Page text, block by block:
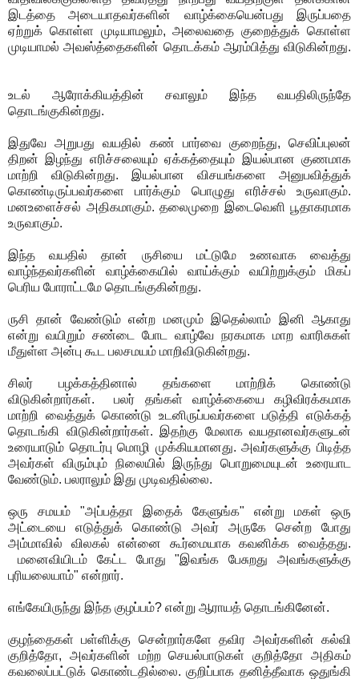
இடத்தை அடையாதவர்களின் வாழ்க்கையென்பது இருப்பதை
ஏற்றுக் கொள்ள முடியாமலும், அலைவதை குறைத்துக் கொள்ள
முடியாமல் அவஸ்த்தைகளின் தொடக்கம் ஆரம்பித்து விடுகின்றது.
உடல் ஆரோக்கியத்தின் சவாலும் இந்த வயதிலிருந்தே
தொடங்குகின்றது.
இதுவே அறுபது வயதில் கண் பார்வை குறைந்து, செவிப்புலன்
திறன் இழந்து எரிச்சலையும் ஏக்கத்தையும் இயல்பான குணமாக
மாற்றி விடுகின்றது. இயல்பான விசயங்களை அனுபவித்துக்
கொண்டிருப்பவர்களை பார்க்கும் பொழுது எரிச்சல் உருவாகும்.
மனஉளைச்சல் அதிகமாகும். தலைமுறை இடைவெளி பூதாகரமாக
உருவாகும்.
இந்த வயதில் தான் ருசியை மட்டுமே உணவாக வைத்து
வாழ்ந்தவர்களின் வாழ்க்கையில் வாய்க்கும் வயிற்றுக்கும் மிகப்
பெரிய போராட்டமே தொடங்குகின்றது.
ருசி தான் வேண்டும் என்ற மனமும் இதெல்லாம் இனி ஆகாது
என்று வயிறும் சண்டை போட வாழ்வே நரகமாக மாற வாரிசுகள்
மீதுள்ள அன்பு கூட பலசமயம் மாறிவிடுகின்றது.
சிலர் பழக்கத்தினால் தங்களை மாற்றிக் கொண்டு
விடுகின்றார்கள். பலர் தங்கள் வாழ்க்கையை கழிவிரக்கமாக
மாற்றி வைத்துக் கொண்டு உடனிருப்பவர்களை படுத்தி எடுக்கத்
தொடங்கி விடுகின்றார்கள். இதற்கு மேலாக வயதானவர்களுடன்
உரையாடும் தொடர்பு மொழி முக்கியமானது. அவர்களுக்கு பிடித்த
அவர்கள் விரும்பும் நிலையில் இருந்து பொறுமையுடன் உரையாட
வேண்டும். பலராலும் இது முடிவதில்லை.
ஒரு சமயம் "அப்பத்தா இதைக் கேளுங்க" என்று மகள் ஒரு
அட்டையை எடுத்துக் கொண்டு அவர் அருகே சென்ற போது
அம்மாவில் விலகல் என்னை கூர்மையாக கவனிக்க வைத்தது.
மனைவியிடம் கேட்ட போது "இவங்க பேசுறது அவங்களுக்கு
புரியலையாம்" என்றார்.
எங்கேயிருந்து இந்த குழப்பம்? என்று ஆராயத் தொடங்கினேன்.
குழந்தைகள் பள்ளிக்கு சென்றார்களே தவிர அவர்களின் கல்வி
குறித்தோ, அவர்களின் மற்ற செயல்பாடுகள் குறித்தோ அதிகம்
கவலைப்பட்டுக் கொண்டதில்லை. குறிப்பாக தனித்தீவாக ஒதுங்கி